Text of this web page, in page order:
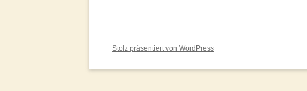
Stolz präsentiert von WordPress